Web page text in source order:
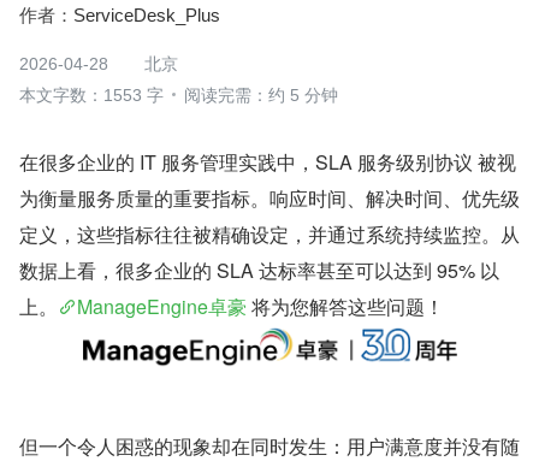
作者： ServiceDesk_Plus
2026-04-28
北京
本文字数：1553 字
阅读完需：约 5 分钟
在很多企业的 IT 服务管理实践中，SLA 服务级别协议 被视
为衡量服务质量的重要指标。响应时间、解决时间、优先级
定义，这些指标往往被精确设定，并通过系统持续监控。从
数据上看，很多企业的 SLA 达标率甚至可以达到 95% 以
上。
ManageEngine卓豪 将为您解答这些问题！
但一个令人困惑的现象却在同时发生：用户满意度并没有随